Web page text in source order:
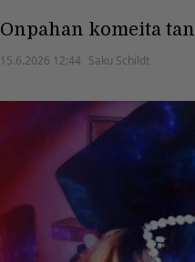
Onpahan komeita
15.6.2026 12:44 Saku Schildt